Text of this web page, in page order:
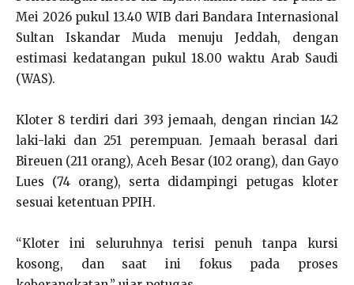
Mei 2026 pukul 13.40 WIB dari Bandara Internasional
Sultan Iskandar Muda menuju Jeddah, dengan
estimasi kedatangan pukul 18.00 waktu Arab Saudi
(WAS).
Kloter 8 terdiri dari 393 jemaah, dengan rincian 142
laki-laki dan 251 perempuan. Jemaah berasal dari
Bireuen (211 orang), Aceh Besar (102 orang), dan Gayo
Lues (74 orang), serta didampingi petugas kloter
sesuai ketentuan PPIH.
“Kloter ini seluruhnya terisi penuh tanpa kursi
kosong, dan saat ini fokus pada proses